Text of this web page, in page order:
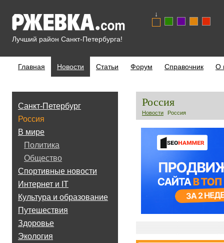
Лучший район Санкт-Петербурга!
↓
Главная Новости Статьи Форум Справочник О
Санкт-Петербург
Россия
В мире
Политика
Общество
Спортивные новости
Интернет и IT
Культура и образование
Путешествия
Здоровье
Экология
Россия
Новости Россия